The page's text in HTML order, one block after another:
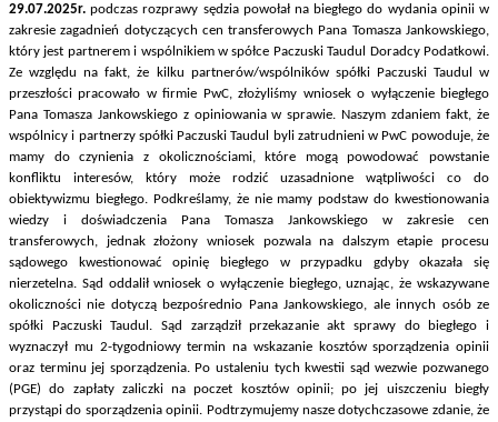
29.07.2025r. podczas rozprawy sędzia powołał na biegłego do wydania opinii w
zakresie zagadnień dotyczących cen transferowych Pana Tomasza Jankowskiego,
który jest partnerem i wspólnikiem w spółce Paczuski Taudul Doradcy Podatkowi.
Ze względu na fakt, że kilku partnerów/wspólników spółki Paczuski Taudul w
przeszłości pracowało w firmie PwC, złożyliśmy wniosek o wyłączenie biegłego
Pana Tomasza Jankowskiego z opiniowania w sprawie. Naszym zdaniem fakt, że
wspólnicy i partnerzy spółki Paczuski Taudul byli zatrudnieni w PwC powoduje, że
mamy do czynienia z okolicznościami, które mogą powodować powstanie
konfliktu interesów, który może rodzić uzasadnione wątpliwości co do
obiektywizmu biegłego. Podkreślamy, że nie mamy podstaw do kwestionowania
wiedzy i doświadczenia Pana Tomasza Jankowskiego w zakresie cen
transferowych, jednak złożony wniosek pozwala na dalszym etapie procesu
sądowego kwestionować opinię biegłego w przypadku gdyby okazała się
nierzetelna. Sąd oddalił wniosek o wyłączenie biegłego, uznając, że wskazywane
okoliczności nie dotyczą bezpośrednio Pana Jankowskiego, ale innych osób ze
spółki Paczuski Taudul. Sąd zarządził przekazanie akt sprawy do biegłego i
wyznaczył mu 2-tygodniowy termin na wskazanie kosztów sporządzenia opinii
oraz terminu jej sporządzenia. Po ustaleniu tych kwestii sąd wezwie pozwanego
(PGE) do zapłaty zaliczki na poczet kosztów opinii; po jej uiszczeniu biegły
przystąpi do sporządzenia opinii. Podtrzymujemy nasze dotychczasowe zdanie, że